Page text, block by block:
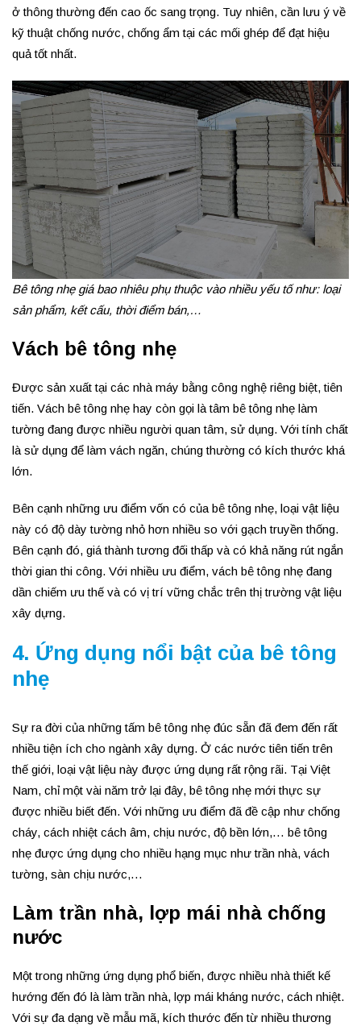
ở thông thường đến cao ốc sang trọng. Tuy nhiên, cần lưu ý về
kỹ thuật chống nước, chống ẩm tại các mối ghép để đạt hiệu
quả tốt nhất.
Bê tông nhẹ giá bao nhiêu phụ thuộc vào nhiều yếu tố như: loại
sản phẩm, kết cấu, thời điểm bán,…
Vách bê tông nhẹ
Được sản xuất tại các nhà máy bằng công nghệ riêng biệt, tiên
tiến. Vách bê tông nhẹ hay còn gọi là tâm bê tông nhẹ làm
tường đang được nhiều người quan tâm, sử dụng. Với tính chất
là sử dụng để làm vách ngăn, chúng thường có kích thước khá
lớn.
Bên cạnh những ưu điểm vốn có của bê tông nhẹ, loại vật liệu
này có độ dày tường nhỏ hơn nhiều so với gạch truyền thống.
Bên cạnh đó, giá thành tương đối thấp và có khả năng rút ngắn
thời gian thi công. Với nhiều ưu điểm, vách bê tông nhẹ đang
dần chiếm ưu thế và có vị trí vững chắc trên thị trường vật liệu
xây dựng.
4. Ứng dụng nổi bật của bê tông
nhẹ
Sự ra đời của những tấm bê tông nhẹ đúc sẵn đã đem đến rất
nhiều tiện ích cho ngành xây dựng. Ở các nước tiên tiến trên
thế giới, loại vật liệu này được ứng dụng rất rộng rãi. Tại Việt
Nam, chỉ một vài năm trở lại đây, bê tông nhẹ mới thực sự
được nhiều biết đến. Với những ưu điểm đã đề cập như chống
cháy, cách nhiệt cách âm, chịu nước, độ bền lớn,… bê tông
nhẹ được ứng dụng cho nhiều hạng mục như trần nhà, vách
tường, sàn chịu nước,…
Làm trần nhà, lợp mái nhà chống
nước
Một trong những ứng dụng phổ biến, được nhiều nhà thiết kế
hướng đến đó là làm trần nhà, lợp mái kháng nước, cách nhiệt.
Với sự đa dạng về mẫu mã, kích thước đến từ nhiều thương